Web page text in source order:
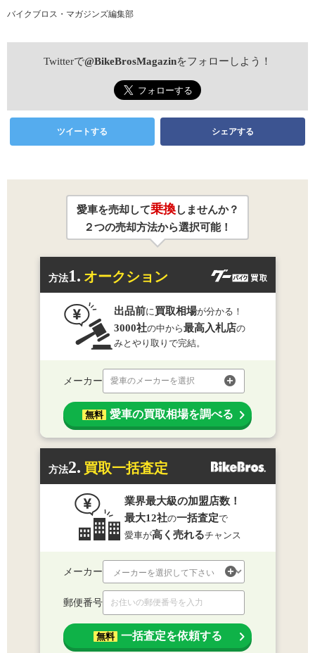
バイクブロス・マガジンズ編集部
Twitterで@BikeBrosMagazinをフォローしよう！
ツイートする シェアする
愛車を売却して乗換しませんか？
２つの売却方法から選択可能！
方法1. オークション
出品前に買取相場が分かる！
3000社の中から最高入札店の
みとやり取りで完結。
メーカー 愛車のメーカーを選択
無料 愛車の買取相場を調べる
方法2. 買取一括査定
業界最大級の加盟店数！
最大12社の一括査定で
愛車が高く売れるチャンス
メーカー
郵便番号
無料 一括査定を依頼する